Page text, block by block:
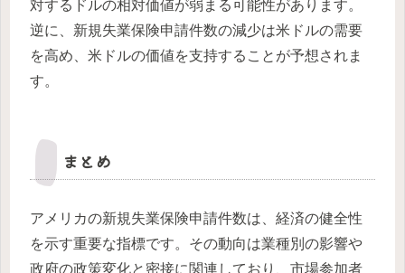
対するドルの相対価値が弱まる可能性があります。
逆に、新規失業保険申請件数の減少は米ドルの需要
を高め、米ドルの価値を支持することが予想されま
す。
まとめ
アメリカの新規失業保険申請件数は、経済の健全性
を示す重要な指標です。その動向は業種別の影響や
政府の政策変化と密接に関連しており、市場参加者